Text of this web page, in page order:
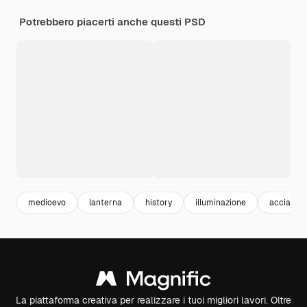
Potrebbero piacerti anche questi PSD
medioevo lanterna history illuminazione acciaio
La piattaforma creativa per realizzare i tuoi migliori lavori. Oltre